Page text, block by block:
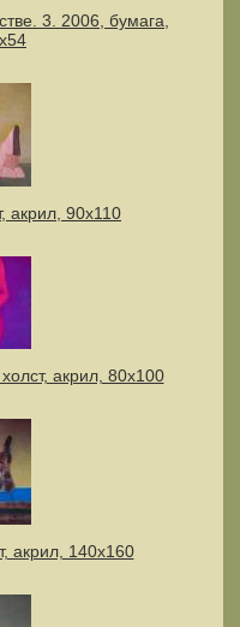
3. 2006, бумага,
акрил, 90х110
акрил, 80х100
акрил, 140х160